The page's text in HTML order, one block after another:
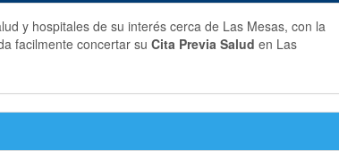
y hospitales de su interés cerca de Las Mesas, con la
facilmente concertar su Cita Previa Salud en Las